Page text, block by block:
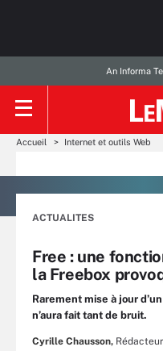
An Informa
Accueil Internet et outils Web
ACTUALITES
Free : une
la Freebox
Rarement mise à jour
n’aura fait tant de bruit.
Cyrille Chausson,